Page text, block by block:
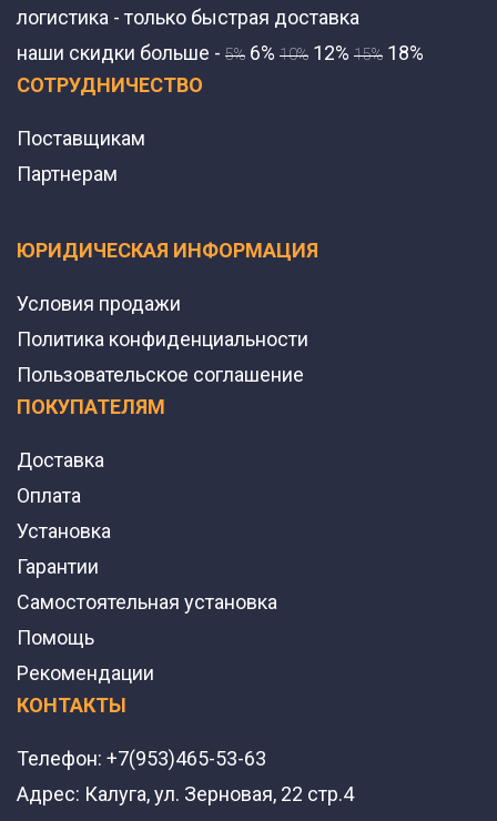
логистика - только быстрая доставка
наши скидки больше - 5% 6% 10% 12% 15% 18%
СОТРУДНИЧЕСТВО
Поставщикам
Партнерам
ЮРИДИЧЕСКАЯ ИНФОРМАЦИЯ
Условия продажи
Политика конфиденциальности
Пользовательское соглашение
ПОКУПАТЕЛЯМ
Доставка
Оплата
Установка
Гарантии
Самостоятельная установка
Помощь
Рекомендации
КОНТАКТЫ
Телефон: +7(953)465-53-63
Адрес: Калуга, ул. Зерновая, 22 стр.4